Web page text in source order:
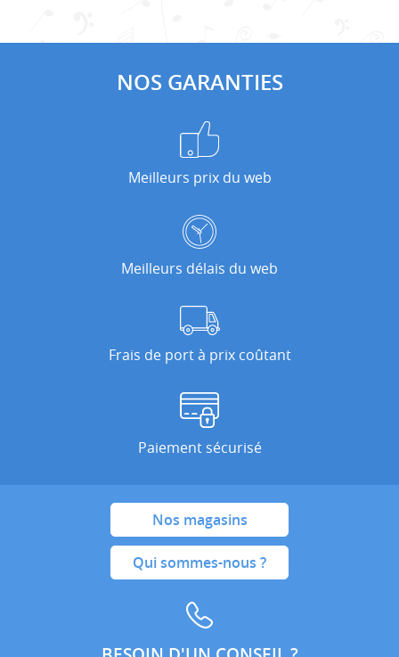
NOS GARANTIES
Meilleurs prix du web
Meilleurs délais du web
Frais de port à prix coûtant
Paiement sécurisé
Nos magasins
Qui sommes-nous ?